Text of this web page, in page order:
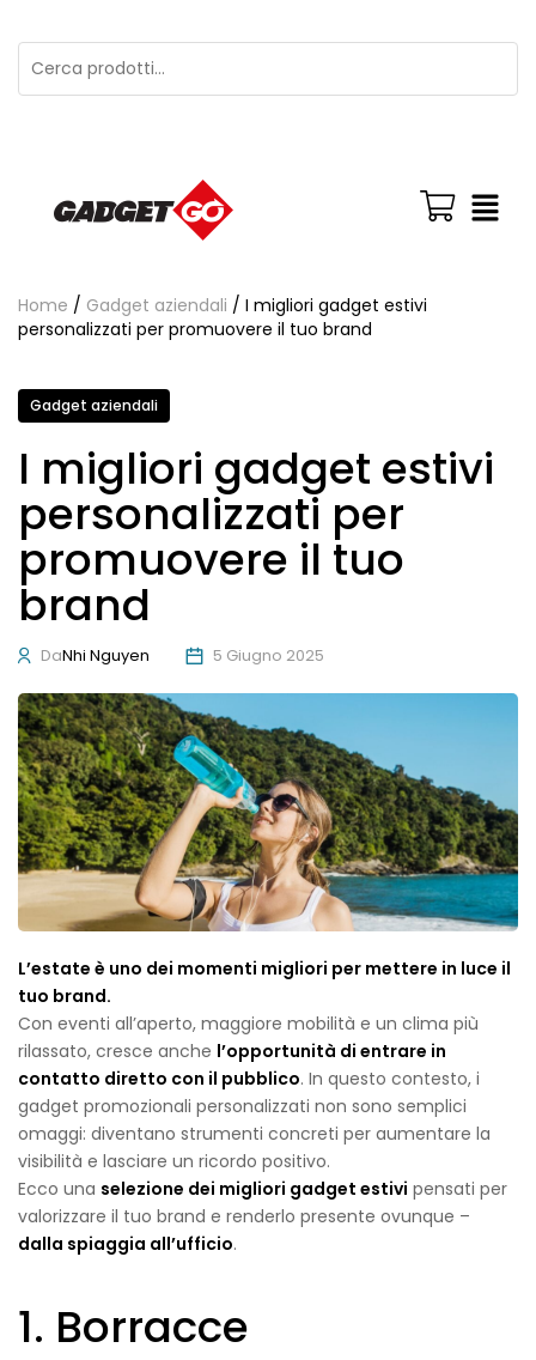
Home / Gadget aziendali / I migliori gadget estivi
personalizzati per promuovere il tuo brand
Gadget aziendali
I migliori gadget estivi
personalizzati per
promuovere il tuo
brand
DaNhi Nguyen 5 Giugno 2025
L’estate è uno dei momenti migliori per mettere in luce il
tuo brand.
Con eventi all’aperto, maggiore mobilità e un clima più
rilassato, cresce anche l’opportunità di entrare in
contatto diretto con il pubblico. In questo contesto, i
gadget promozionali personalizzati non sono semplici
omaggi: diventano strumenti concreti per aumentare la
visibilità e lasciare un ricordo positivo.
Ecco una selezione dei migliori gadget estivi pensati per
valorizzare il tuo brand e renderlo presente ovunque –
dalla spiaggia all’ufficio.
1. Borracce